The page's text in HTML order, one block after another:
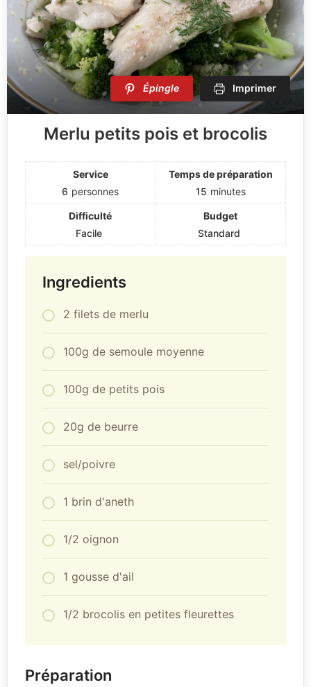
Épingle Imprimer
Merlu petits pois et brocolis
Service
6 personnes
Temps de préparation
15 minutes
Difficulté
Facile
Budget
Standard
Ingredients
2 filets de merlu
100g de semoule moyenne
100g de petits pois
20g de beurre
sel/poivre
1 brin d'aneth
1/2 oignon
1 gousse d'ail
1/2 brocolis en petites fleurettes
Préparation